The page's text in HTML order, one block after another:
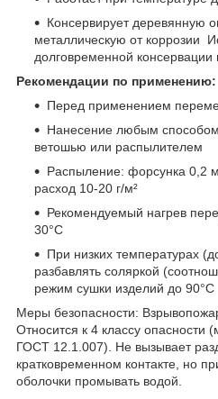
Консервирует деревянную
металлическую от коррозии
долговременной консервации
Рекомендации по применению:
Перед применением
Нанесение любым
ветошью или распылителем
Распыление: форсунка 0,2
расход 10-20 г/м²
Рекомендуемый нагрев
30°C
При низких температурах
разбавлять соляркой
режим сушки изделий до 90°C
Меры безопасности:
Относится к 4 классу
ГОСТ 12.1.007). Не вызывает
кратковременном контакте, но
оболочки промывать водой.